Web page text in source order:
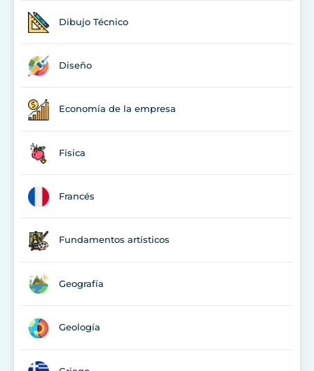
Dibujo Técnico
Diseño
Economía de la empresa
Física
Francés
Fundamentos artísticos
Geografía
Geología